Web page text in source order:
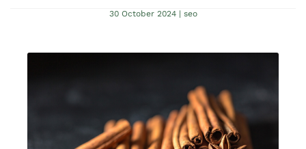
30 October 2024 | seo